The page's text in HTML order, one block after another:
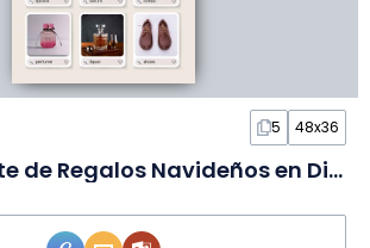
5 48x36
Guía Elegante de Regalos Navideños en Diapositivas